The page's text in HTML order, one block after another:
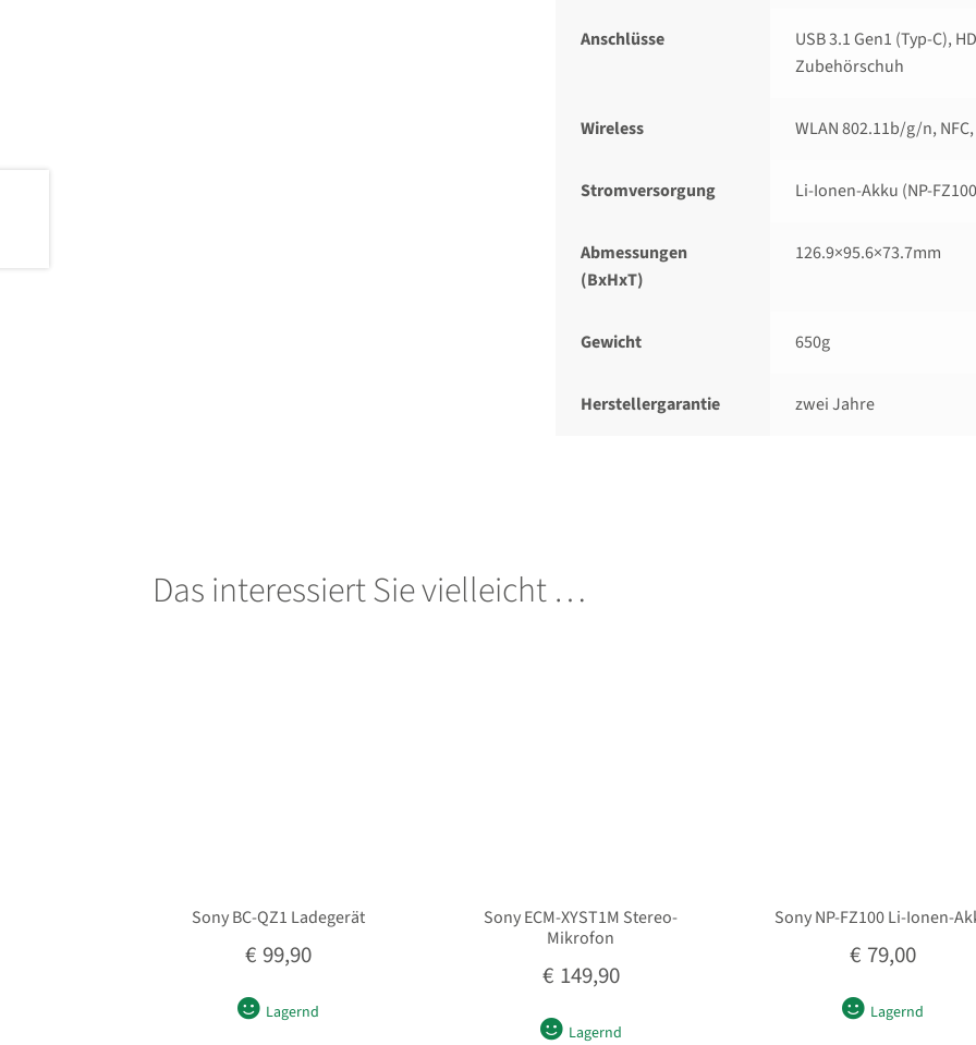
Anschlüsse
USB 3.1 Gen1 (Typ-C),
Zubehörschuh
Wireless WLAN 802.11b/​g/​n,
Stromversorgung Li-Ionen-Akku (NP-
Abmessungen
(BxHxT)
126.9×95.6×73.7mm
Gewicht 650g
Herstellergarantie zwei Jahre
Das interessiert Sie vielleicht …
Sony BC-QZ1 Ladegerät
€ 99,90
Lagernd
Sony ECM-XYST1M Stereo-
Mikrofon
€ 149,90
Lagernd
Sony NP-FZ100 Li-Ionen-
€ 79,00
Lagernd